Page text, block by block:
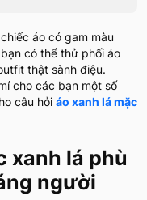
áo có gam màu
có thể thử phối áo
thật sành điệu.
cho các bạn một số
câu hỏi áo xanh lá mặc
xanh lá phù
người